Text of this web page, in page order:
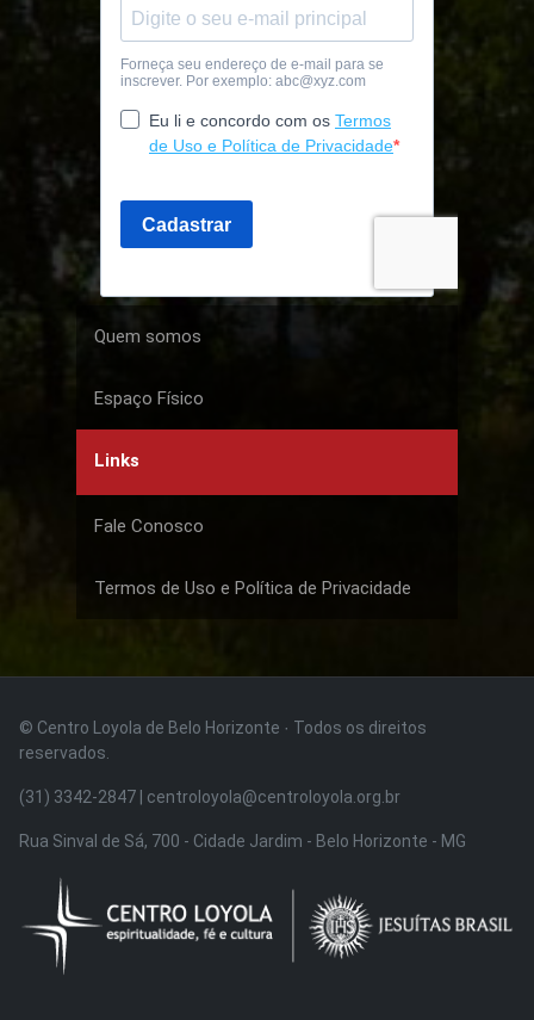
Quem somos
Espaço Físico
Links
Fale Conosco
Termos de Uso e Política de Privacidade
© Centro Loyola de Belo Horizonte · Todos os direitos
reservados.
(31) 3342-2847 | centroloyola@centroloyola.org.br
Rua Sinval de Sá, 700 - Cidade Jardim - Belo Horizonte - MG